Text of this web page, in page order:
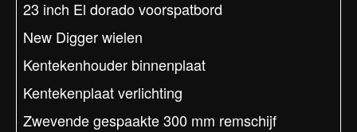
23 inch El dorado voorspatbord
New Digger wielen
Kentekenhouder binnenplaat
Kentekenplaat verlichting
Zwevende gespaakte 300 mm remschijf